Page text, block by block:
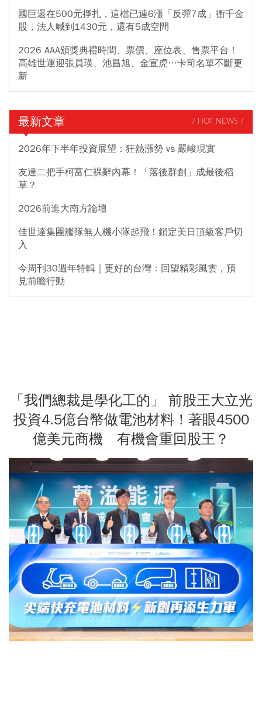
國巨還在500元掙扎，這檔已連6漲「反彈7成」衝千金
股，法人喊到1430元，還有5成空間
2026 AAA頒獎典禮時間、票價、座位表、售票平台！
高雄世運迎張員瑛、池昌旭、金宣虎…卡司名單不斷更
新
最新文章 / HOT NEWS /
2026年下半年投資展望：狂熱漲勢 vs 嚴峻現實
友達二把手柯富仁裸辭內幕！「落後群創」成最後稻
草？
2026前進大南方論壇
佳世達集團艦隊無人機小隊起飛！鎖定美日頂級客戶切
入
今周刊30週年特輯｜更好的台灣：回望精彩風雲，預
見前瞻行動
「我們總裁是學化工的」 前股王大立光
投資4.5億台幣做電池材料！著眼4500
億美元商機 有機會重回股王？